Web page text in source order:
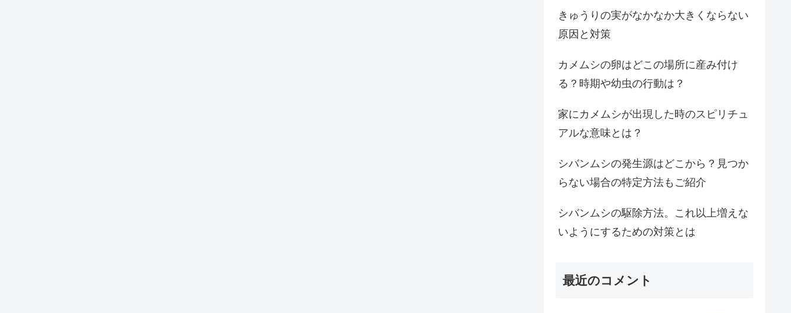
きゅうりの実がなかなか大きくならない
原因と対策
カメムシの卵はどこの場所に産み付け
る？時期や幼虫の行動は？
家にカメムシが出現した時のスピリチュ
アルな意味とは？
シバンムシの発生源はどこから？見つか
らない場合の特定方法もご紹介
シバンムシの駆除方法。これ以上増えな
いようにするための対策とは
最近のコメント